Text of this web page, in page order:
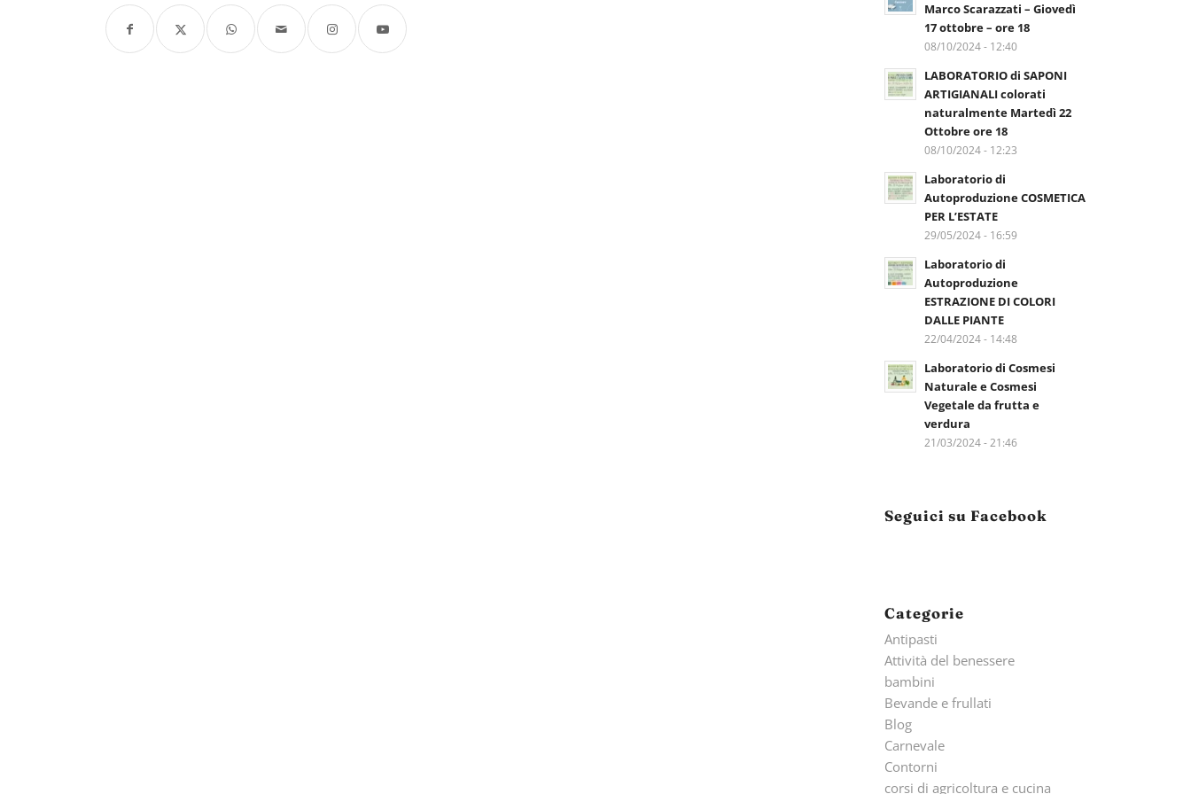
Marco Scarazzati – Giovedì
17 ottobre – ore 18
08/10/2024 - 12:40
LABORATORIO di SAPONI
ARTIGIANALI colorati
naturalmente Martedì 22
Ottobre ore 18
08/10/2024 - 12:23
Laboratorio di
Autoproduzione COSMETICA
PER L’ESTATE
29/05/2024 - 16:59
Laboratorio di
Autoproduzione
ESTRAZIONE DI COLORI
DALLE PIANTE
22/04/2024 - 14:48
Laboratorio di Cosmesi
Naturale e Cosmesi
Vegetale da frutta e
verdura
21/03/2024 - 21:46
Seguici su Facebook
Categorie
Antipasti
Attività del benessere
bambini
Bevande e frullati
Blog
Carnevale
Contorni
corsi di agricoltura e cucina